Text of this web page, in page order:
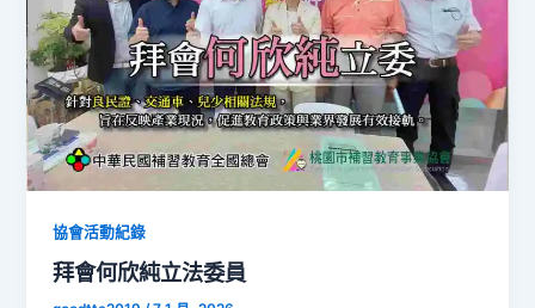
協會活動紀錄
拜會何欣純立法委員